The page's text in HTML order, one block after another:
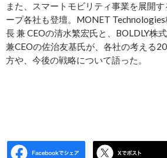
また、スマートモビリティ事業を展開
ープ各社も登壇。MONET
長 兼 CEOの清水繁宏氏と、BOLDLY株
兼CEOの佐治友基氏が、各社の考える
方や、今後の戦略について語った。